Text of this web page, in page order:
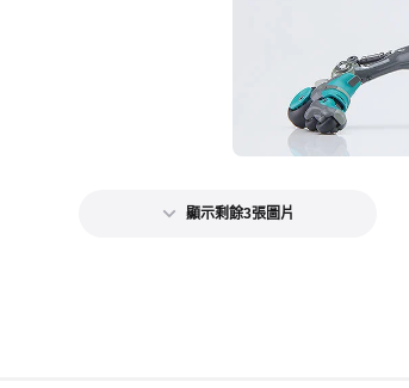
顯示剩餘3張圖片